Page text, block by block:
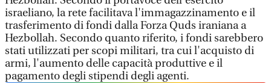
israeliano, la rete facilitava l'immagazzinamento e il
trasferimento di fondi dalla Forza Quds iraniana a
Hezbollah. Secondo quanto riferito, i fondi sarebbero
stati utilizzati per scopi militari, tra cui l'acquisto di
armi, l'aumento delle capacità produttive e il
pagamento degli stipendi degli agenti.